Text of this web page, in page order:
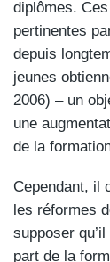
diplômes.
pertinentes
depuis
jeunes
2006) – un
une
de la
Cependant, il
les réformes
supposer
part de la